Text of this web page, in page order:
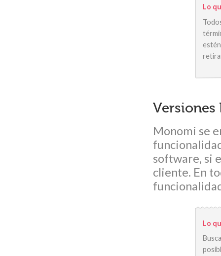
Lo
Monomi se
software, si
cliente. En
Lo